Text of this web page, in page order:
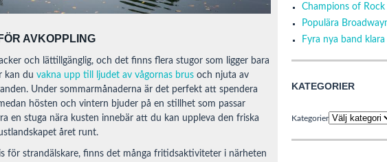
AVKOPPLING
och lättillgänglig, och det finns flera stugor som ligger bara
kan du vakna upp till ljudet av vågornas brus och njuta av
Under sommarmånaderna är det perfekt att spendera
hösten och vintern bjuder på en stillhet som passar
en stuga nära kusten innebär att du kan uppleva den friska
året runt.
för strandälskare, finns det många fritidsaktiviteter i närheten
Champions of Rock
Populära
Fyra nya band
KATEGORIER
Kategorier